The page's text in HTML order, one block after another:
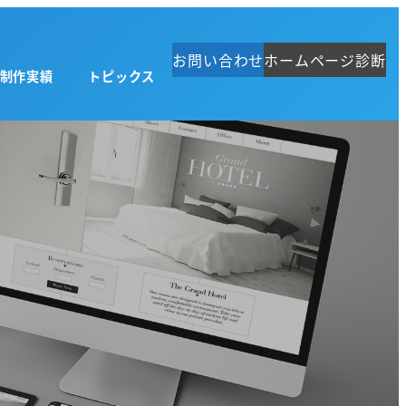
制作実績 トピックス
お問い合わせホームページ診断